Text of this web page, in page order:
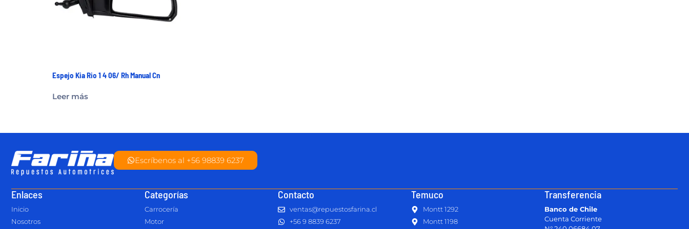
Espejo Kia Rio 1 4 06/ Rh Manual Cn
Leer más
Escríbenos al +56 98839 6237
Enlaces
Inicio
Nosotros
Categorías
Carrocería
Motor
Contacto
ventas@repuestosfarina.cl
+56 9 8839 6237
Temuco
Montt 1292
Montt 1198
Transferencia
Banco de Chile
Cuenta Corriente